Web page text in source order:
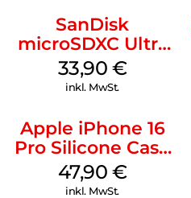
SanDisk
microSDXC Ultra
128 GB + Adapter
Mobile
33,90 €
inkl. MwSt.
Apple iPhone 16
Pro Silicone Case
MagSafe Denim
47,90 €
inkl. MwSt.